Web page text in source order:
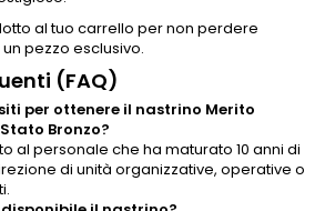
al tuo carrello per non perdere
pezzo esclusivo.
(FAQ)
per ottenere il nastrino Merito
Bronzo?
al personale che ha maturato 10 anni di
di unità organizzative, operative o